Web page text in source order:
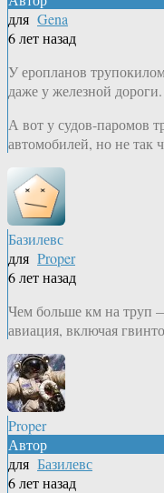
для Gena
6 лет назад
У еропланов
даже у железной дороги.
А вот у судов-паромов
автомобилей, но не так
Базилевс
для Proper
6 лет назад
Чем больше км на труп
авиация, включая
Proper
Автор
для Базилевс
6 лет назад